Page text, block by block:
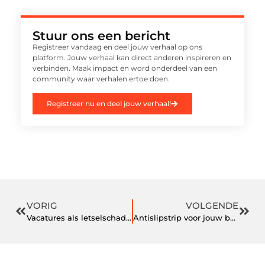
Stuur ons een bericht
Registreer vandaag en deel jouw verhaal op ons
platform. Jouw verhaal kan direct anderen inspireren en
verbinden. Maak impact en word onderdeel van een
community waar verhalen ertoe doen.
Registreer nu en deel jouw verhaal!
VORIG
Vacatures als letselschadebehandelaar
VOLGENDE
Antislipstrip voor jouw betonlook trap; een veilig idee!